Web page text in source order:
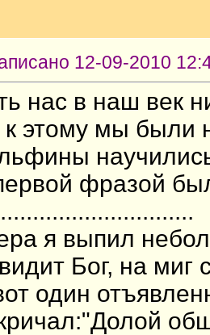
12-09-2010
нас в наш век
этому мы были
фразой
я выпил
Бог, на миг
один